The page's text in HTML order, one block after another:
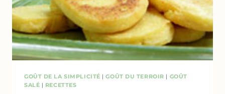
GOÛT DE LA SIMPLICITÉ |GOÛT DU TERROIR | GOÛT
SALÉ | RECETTES